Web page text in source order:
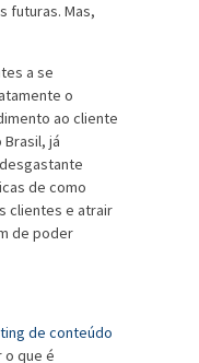
futuras. Mas,
a se
o
ao cliente
já
de como
clientes e atrair
de poder
de conteúdo
o que é